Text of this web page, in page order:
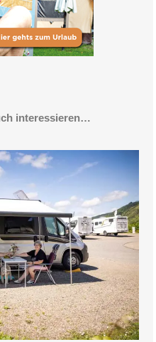
interessieren…